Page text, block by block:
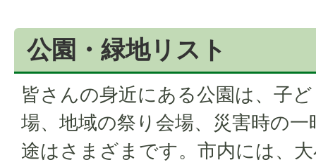
公園・緑地リスト
皆さんの身近にある公園は、子
場、地域の祭り会場、災害時の
途はさまざまです。市内には、